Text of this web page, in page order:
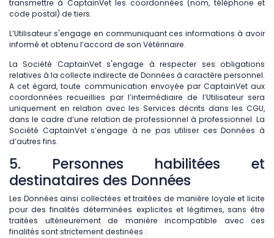
transmettre à CaptainVet les coordonnées (nom, téléphone et
code postal) de tiers.
L’Utilisateur s'engage en communiquant ces informations à avoir
informé et obtenu l’accord de son Vétérinaire.
La Société CaptainVet s'engage à respecter ses obligations
relatives à la collecte indirecte de Données à caractère personnel.
A cet égard, toute communication envoyée par CaptainVet aux
coordonnées recueillies par l’intermédiaire de l’Utilisateur sera
uniquement en relation avec les Services décrits dans les CGU,
dans le cadre d’une relation de professionnel à professionnel. La
Société CaptainVet s’engage à ne pas utiliser ces Données à
d’autres fins.
5. Personnes habilitées et
destinataires des Données
Les Données ainsi collectées et traitées de manière loyale et licite
pour des finalités déterminées explicites et légitimes, sans être
traitées ultérieurement de manière incompatible avec ces
finalités sont strictement destinées :